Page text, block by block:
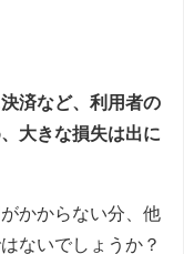
済など、利用者の
大きな損失は出に
かからない分、他
ないでしょうか？